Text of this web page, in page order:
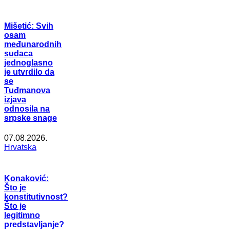
Mišetić: Svih
osam
međunarodnih
sudaca
jednoglasno
je utvrdilo da
se
Tuđmanova
izjava
odnosila na
srpske snage
07.08.2026.
Hrvatska
Konaković:
Što je
konstitutivnost?
Što je
legitimno
predstavljanje?